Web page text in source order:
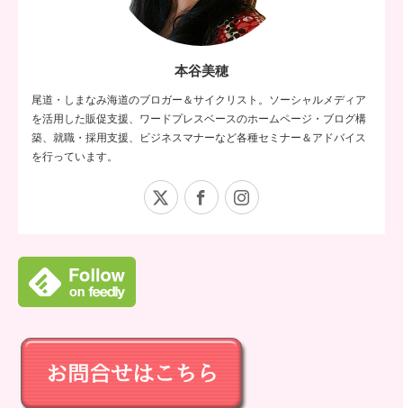
本谷美穂
尾道・しまなみ海道のブロガー＆サイクリスト。ソーシャルメディア
を活用した販促支援、ワードプレスベースのホームページ・ブログ構
築、就職・採用支援、ビジネスマナーなど各種セミナー＆アドバイス
を行っています。
Facebook